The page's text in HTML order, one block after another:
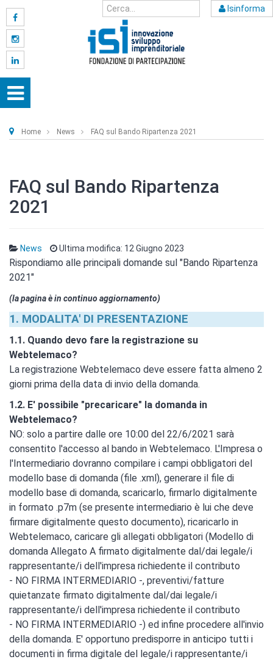
Isinforma
Home News FAQ sul Bando Ripartenza 2021
FAQ sul Bando Ripartenza
2021
News Ultima modifica: 12 Giugno 2023
Rispondiamo alle principali domande sul "Bando Ripartenza
2021"
(la pagina è in continuo aggiornamento)
1. MODALITA' DI PRESENTAZIONE
1.1. Quando devo fare la registrazione su
Webtelemaco?
La registrazione Webtelemaco deve essere fatta almeno 2
giorni prima della data di invio della domanda.
1.2. E' possibile "precaricare" la domanda in
Webtelemaco?
NO: solo a partire dalle ore 10:00 del 22/6/2021 sarà
consentito l'accesso al bando in Webtelemaco. L'Impresa o
l'Intermediario dovranno compilare i campi obbligatori del
modello base di domanda (file .xml), generare il file di
modello base di domanda, scaricarlo, firmarlo digitalmente
in formato .p7m (se presente intermediario è lui che deve
firmare digitalmente questo documento), ricaricarlo in
Webtelemaco, caricare gli allegati obbligatori (Modello di
domanda Allegato A firmato digitalmente dal/dai legale/i
rappresentante/i dell'impresa richiedente il contributo
- NO FIRMA INTERMEDIARIO -, preventivi/fatture
quietanzate firmato digitalmente dal/dai legale/i
rappresentante/i dell'impresa richiedente il contributo
- NO FIRMA INTERMEDIARIO -) ed infine procedere all'invio
della domanda. E' opportuno predisporre in anticipo tutti i
documenti in firma digitale del legale/i rappresentante/i